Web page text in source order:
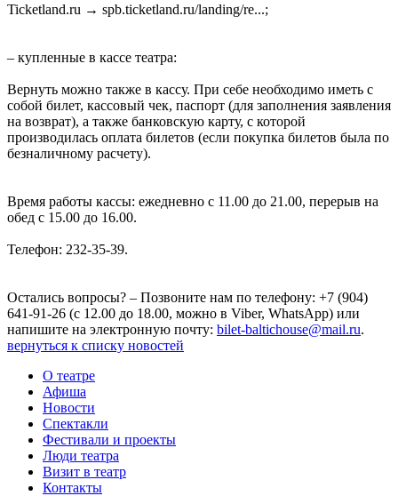
Ticketland.ru → spb.ticketland.ru/landing/re...;
– купленные в кассе театра:
Вернуть можно также в кассу. При себе необходимо иметь с
собой билет, кассовый чек, паспорт (для заполнения заявления
на возврат), а также банковскую карту, с которой
производилась оплата билетов (если покупка билетов была по
безналичному расчету).
Время работы кассы: ежедневно с 11.00 до 21.00, перерыв на
обед с 15.00 до 16.00.
Телефон: 232-35-39.
Остались вопросы? – Позвоните нам по телефону: +7 (904)
641-91-26 (с 12.00 до 18.00, можно в Viber, WhatsApp) или
напишите на электронную почту: bilet-baltichouse@mail.ru.
вернуться к списку новостей
О театре
Афиша
Новости
Спектакли
Фестивали и проекты
Люди театра
Визит в театр
Контакты